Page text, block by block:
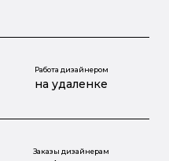
Работа дизайнером
на удаленке
Заказы дизайнерам